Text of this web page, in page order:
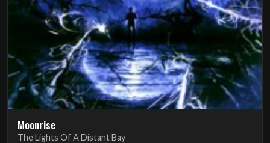
Moonrise
The Lights Of A Distant Bay